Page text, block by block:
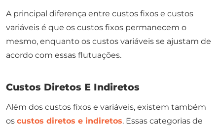
A principal diferença entre custos fixos e custos
variáveis é que os custos fixos permanecem o
mesmo, enquanto os custos variáveis se ajustam de
acordo com essas flutuações.
Custos Diretos E Indiretos
Além dos custos fixos e variáveis, existem também
os custos diretos e indiretos. Essas categorias de